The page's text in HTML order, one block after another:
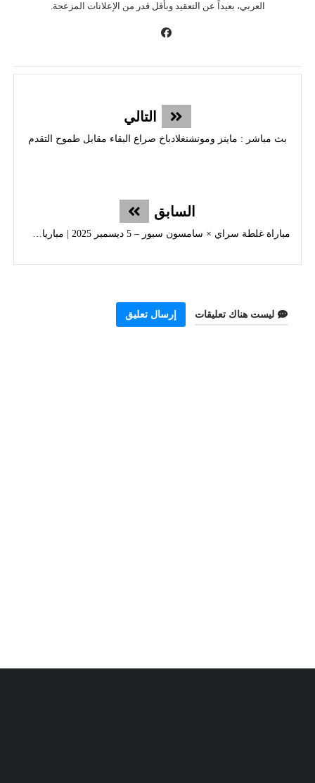
العربي، بعيداً عن التعقيد وبأقل قدر من الإعلانات المزعجة.
التالي
بث مباشر : ماينز ومونشنغلادباخ صراع البقاء مقابل طموح التقدم
السابق
مباراة غلطة سراي × سامسون سبور – 5 ديسمبر 2025 | مباريات ستور
ليست هناك تعليقات إرسال تعليق